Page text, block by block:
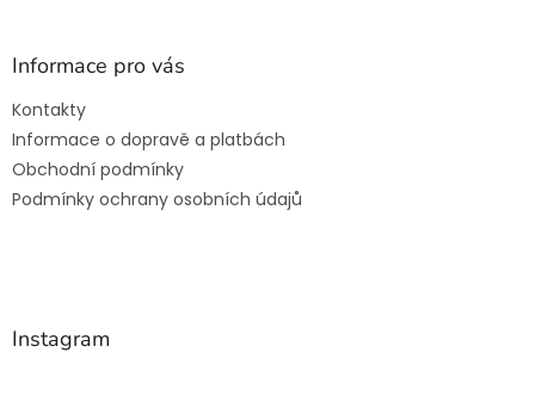
Informace pro vás
Kontakty
Informace o dopravě a platbách
Obchodní podmínky
Podmínky ochrany osobních údajů
Instagram